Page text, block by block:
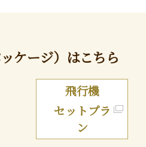
ケージ）はこちら
飛行機
セットプラ
ン